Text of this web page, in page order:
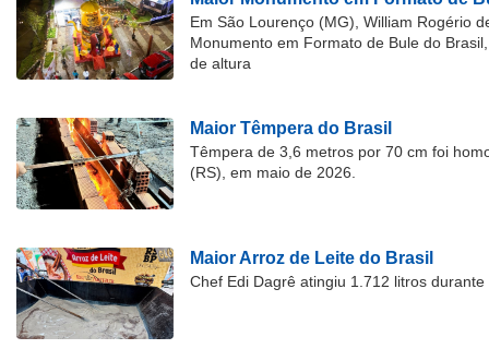
Em São Lourenço (MG), William Rogério
Monumento em Formato de Bule do
de altura
Maior Têmpera do Brasil
Têmpera de 3,6 metros por 70 cm foi
(RS), em maio de 2026.
Maior Arroz de Leite do Brasil
Chef Edi Dagrê atingiu 1.712 litros